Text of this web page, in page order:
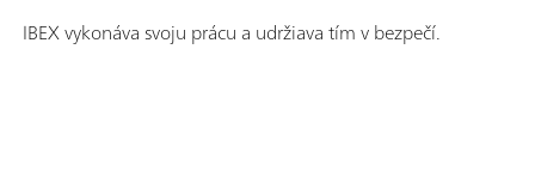
IBEX vykonáva svoju prácu a udržiava tím v bezpečí.